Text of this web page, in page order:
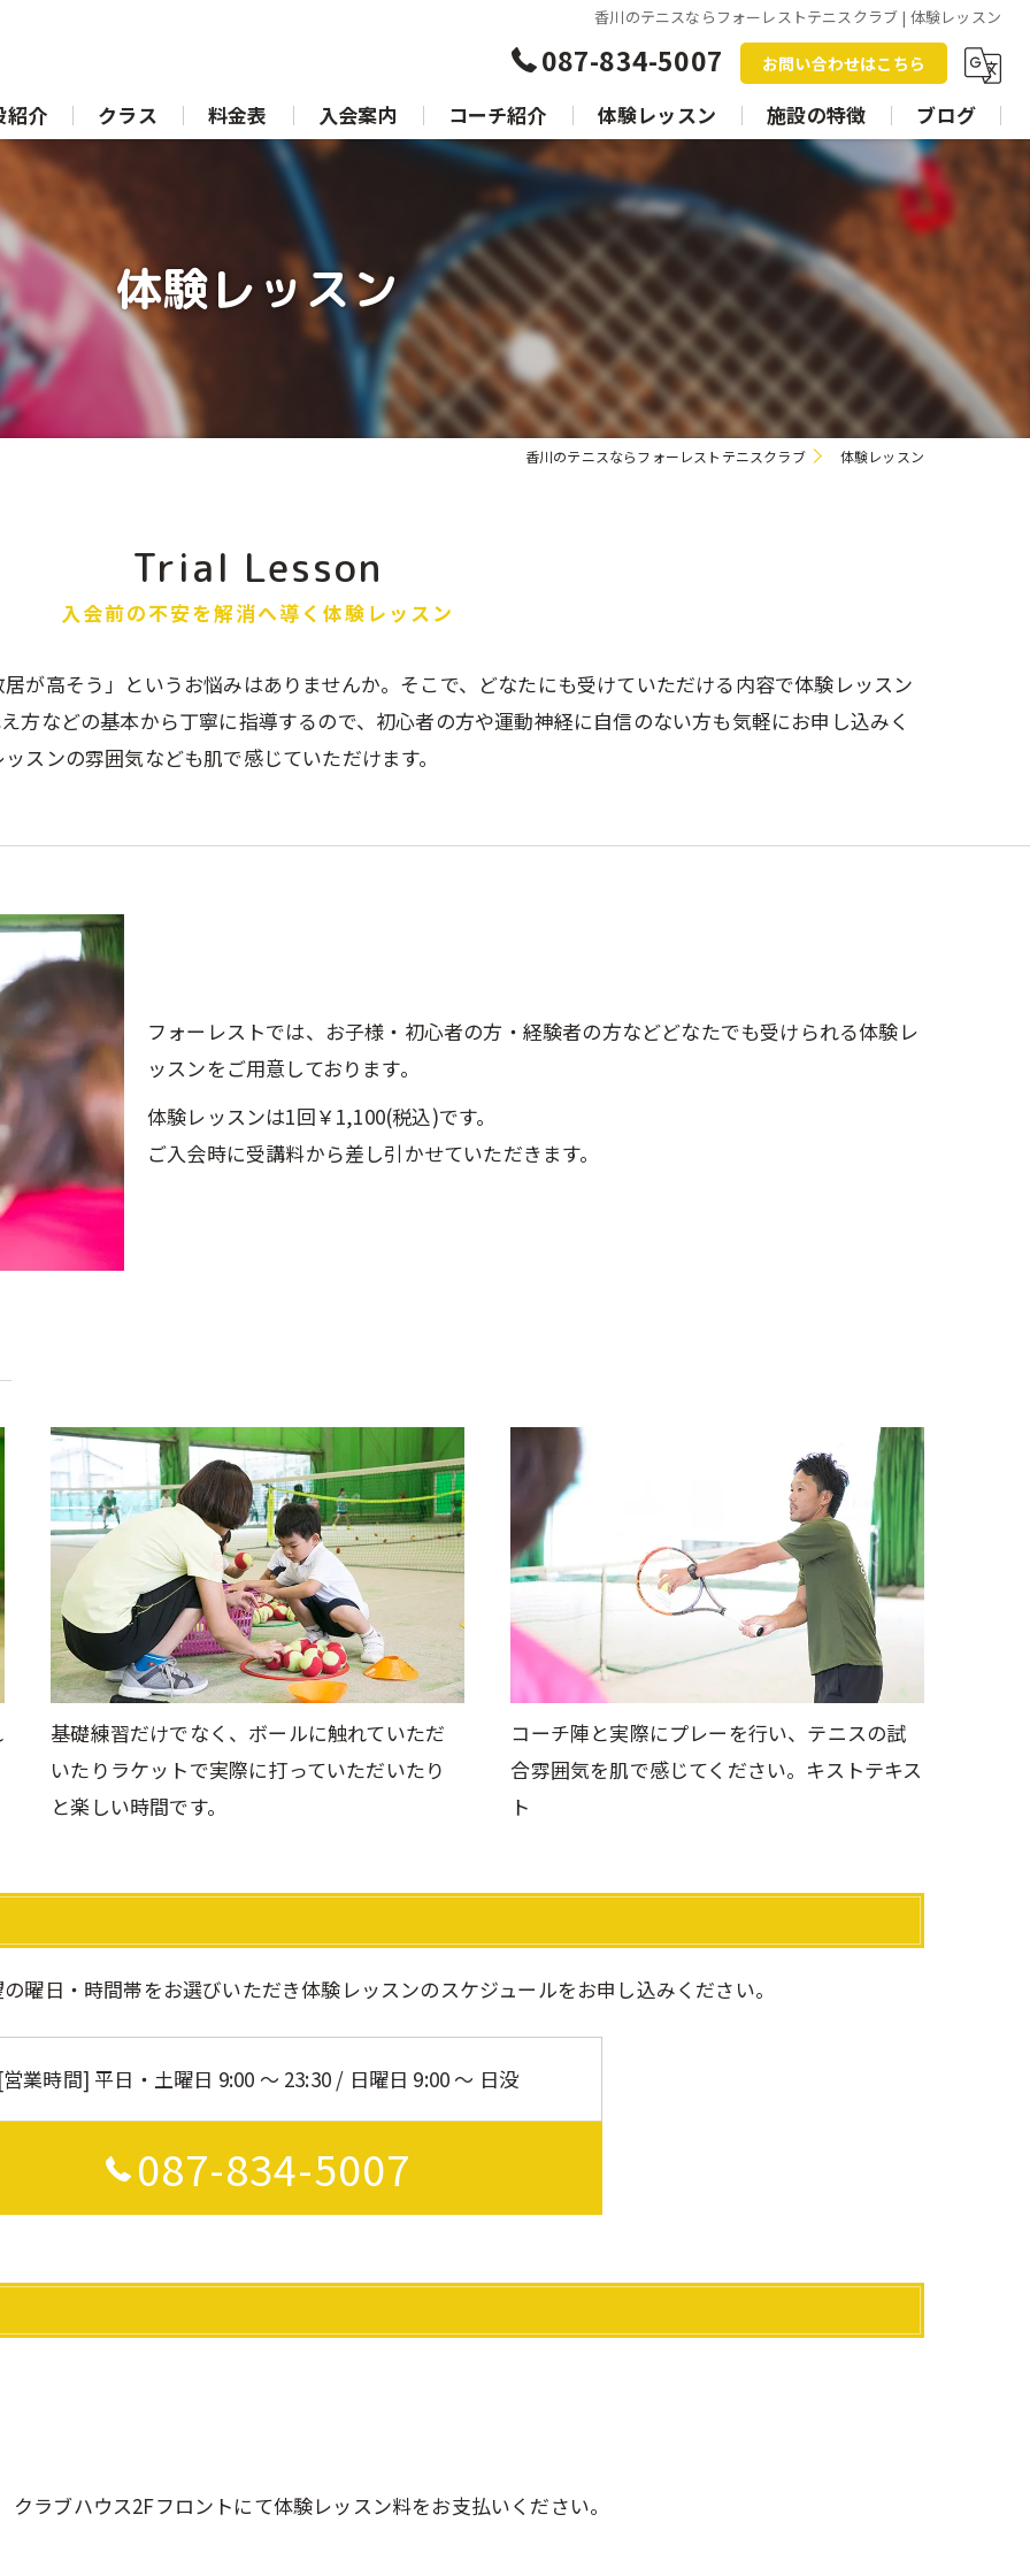
香川のテニスならフォーレストテニスクラブ | 体験レッスン
087-834-5007 お問い合わせはこちら
紹介 クラス 料金表 入会案内 コーチ紹介 体験レッスン 施設の特徴
スクール
個人
グループ
ブログ
体験レッスン
香川のテニスならフォーレストテニスクラブ 体験レッスン
入会前の不安を解消へ導く体験レッスン
Trial Lesson
が高そう」というお悩みはありませんか。そこで、どなたにも受けていただける内容で体験レッスン
方などの基本から丁寧に指導するので、初心者の方や運動神経に自信のない方も気軽にお申し込みく
スンの雰囲気なども肌で感じていただけます。
フォーレストでは、お子様・初心者の方・経験者の方などどなたでも受けられる体験レ
ッスンをご用意しております。
体験レッスンは1回￥1,100(税込)です。
ご入会時に受講料から差し引かせていただきます。
基礎練習だけでなく、ボールに触れていただ
いたりラケットで実際に打っていただいたり
と楽しい時間です。
コーチ陣と実際にプレーを行い、テニスの試
合雰囲気を肌で感じてください。キストテキス
ト
曜日・時間帯をお選びいただき体験レッスンのスケジュールをお申し込みください。
業時間] 平日・土曜日 9:00 ～ 23:30 / 日曜日 9:00 ～ 日没
087-834-5007
クラブハウス2Fフロントにて体験レッスン料をお支払いください。